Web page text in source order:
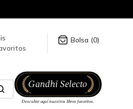
información da click
0